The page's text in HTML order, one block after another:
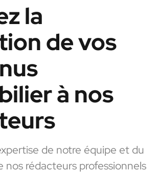
la
de vos
à nos
de notre équipe et du
nos rédacteurs professionnels